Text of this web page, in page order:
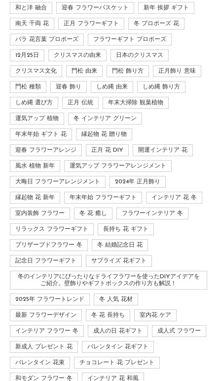
和と洋 融合 迎春 フラワーバスケット 新年 挨拶 ギフト
南天 千両 花 正月 フラワーギフト 冬 プロポーズ 花
バラ 花言葉 プロポーズ フラワーギフト プロポーズ
12月25日 クリスマスの由来 日本のクリスマス
クリスマス文化 門松 由来 門松 飾り方 正月飾り 意味
門松 種類 迎春 飾り しめ縄 由来 しめ縄 飾り方
しめ縄 選び方 正月 伝統 年末大掃除 観葉植物
運気アップ 植物 冬 インテリア グリーン
年末年始 ギフト 花 縁起物 花 贈り物
迎春 フラワーアレンジ 正月 花 DIY 開運インテリア 花
風水 植物 新年 運気アップ フラワーアレンジメント
大晦日 フラワーアレンジメント 2024年 正月飾り
縁起物 花 新年 年末年始 フラワーギフト インテリア 花 冬
室内装飾 フラワー 冬 花 癒し フラワーインテリア 冬
リラックス フラワーギフト 長持ち 花 ギフト
プリザーブドフラワー 冬 冬 結婚記念日 花
記念日 フラワーギフト サプライズ 花ギフト
冬のインテリアにぴったりなドライフラワーを使ったDIYアイデアを
ご紹介。壁飾りやギフトボックスの作り方も解説！
2025年 フラワートレンド 冬 人気 花材
最新 フラワーデザイン 冬 花 長持ち 室内花 ケア
インテリア フラワー 冬 成人の日 花ギフト 成人式 フラワー
新成人 プレゼント 花 バレンタイン 花ギフト
バレンタイン 花束 チョコレート 花 プレゼント
和モダン フラワー 冬 インテリア 花 和風